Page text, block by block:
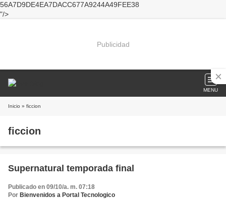
56A7D9DE4EA7DACC677A9244A49FEE38
"/>
Publicidad
MENU
Inicio » ficcion
ficcion
Supernatural temporada final
Publicado en 09/10/a. m. 07:18
Por Bienvenidos a Portal Tecnologico